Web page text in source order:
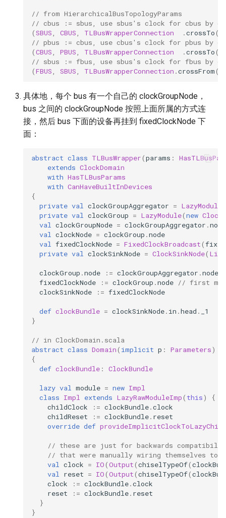
// from HierarchicalBusTopologyParams
// cbus := sbus, use sbus's clock for cbus by
(SBUS, CBUS, TLBusWrapperConnection .crossTo(
// pbus := cbus, use cbus's clock for pbus by
(CBUS, PBUS, TLBusWrapperConnection .crossTo(
// sbus := fbus, use sbus's clock for fbus by
(FBUS, SBUS, TLBusWrapperConnection .crossFrom(
具体地，每个 bus 有一个自己的 clockGroupNode，
bus 之间的 clockGroupNode 按照上面所属的方式连
接，然后 bus 下面的设备再挂到 fixedClockNode 下
面：
abstract class TLBusWrapper(params :
extends ClockDomain
with HasTLBusParams
with CanHaveBuiltInDevices
{
private val clockGroupAggregator = LazyModule
private val clockGroup = LazyModule(new
val clockGroupNode = clockGroupAggregator .node
val clockNode = clockGroup .node
val fixedClockNode = FixedClockBroadcast(
private val clockSinkNode = ClockSinkNode( List
clockGroup .node := clockGroupAggregator .node
fixedClockNode
:= clockGroup .node // first
clockSinkNode
:= fixedClockNode
def clockBundle = clockSinkNode. in .head .
_1
}
// in ClockDomain.scala
abstract class Domain( implicit p : Parameters)
{
def clockBundle : ClockBundle
lazy val module = new Impl
class Impl extends LazyRawModuleImp( this)
{
childClock
:= clockBundle.clock
childReset
:= clockBundle. reset
override def
// these are just for backwards
// that were manually wiring themselves to
val clock = IO(Output(chiselTypeOf(
val reset = IO(Output(chiselTypeOf(
clock
:= clockBundle.clock
reset
:= clockBundle. reset
}
}